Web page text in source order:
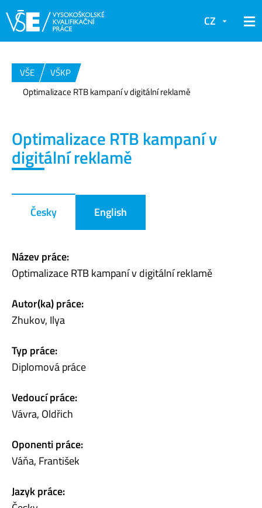
CZ
VŠE
VŠKP
Optimalizace RTB kampaní v digitální reklamě
Optimalizace RTB kampaní v
digitální reklamě
Česky English
Název práce:
Optimalizace RTB kampaní v digitální reklamě
Autor(ka) práce:
Zhukov, Ilya
Typ práce:
Diplomová práce
Vedoucí práce:
Vávra, Oldřich
Oponenti práce:
Váňa, František
Jazyk práce: